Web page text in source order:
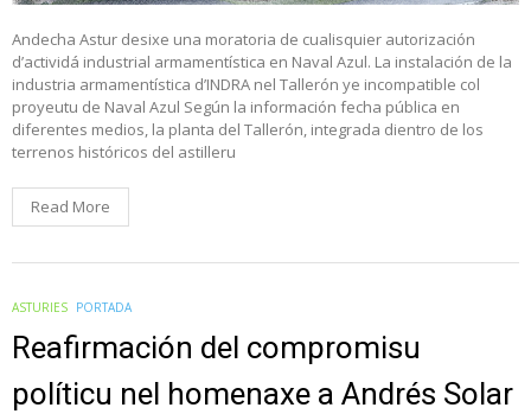
Andecha Astur desixe una moratoria de cualisquier autorización
d’actividá industrial armamentística en Naval Azul. La instalación de la
industria armamentística d’INDRA nel Tallerón ye incompatible col
proyeutu de Naval Azul Según la información fecha pública en
diferentes medios, la planta del Tallerón, integrada dientro de los
terrenos históricos del astilleru
Read More
ASTURIES PORTADA
Reafirmación del compromisu
políticu nel homenaxe a Andrés Solar